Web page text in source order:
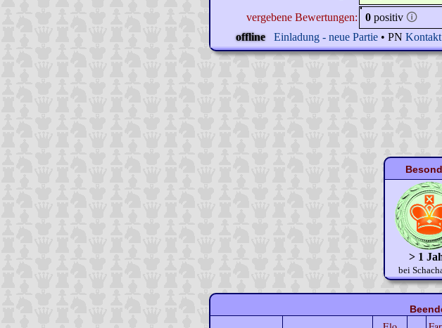
vergebene Bewertungen:
0 positiv 🛈
offline
Einladung - neue Partie • PN Kontakt
> 1
bei